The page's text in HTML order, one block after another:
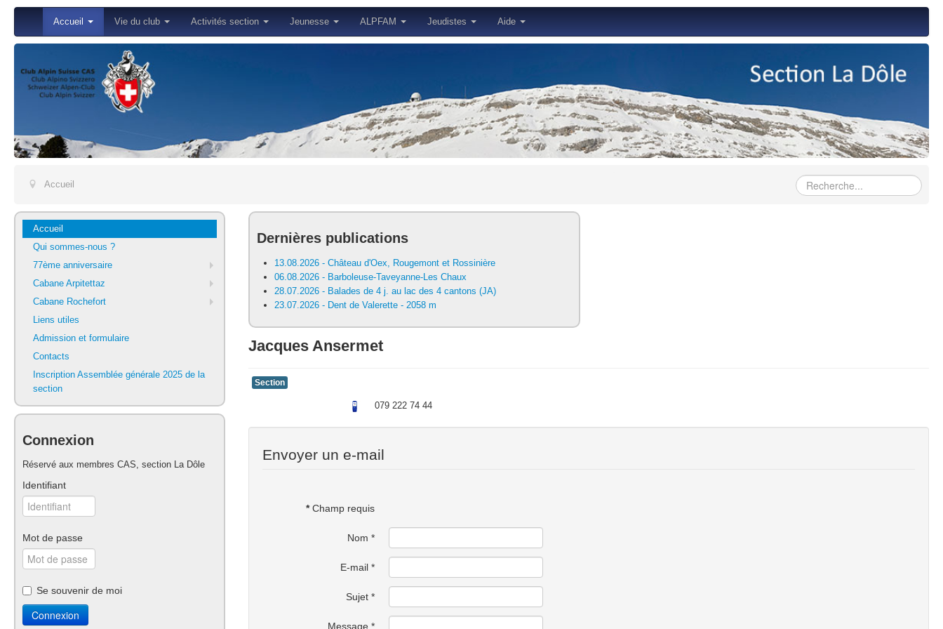
Accueil Vie du club Activités section Jeunesse ALPFAM Jeudistes Aide
Accueil Rechercher
Accueil
Qui sommes-nous ?
77ème anniversaire
Cabane Arpitettaz
Cabane Rochefort
Liens utiles
Admission et formulaire
Contacts
Inscription Assemblée générale 2025 de la
section
Connexion
Réservé aux membres CAS, section La Dôle
Identifiant
Mot de passe
Se souvenir de moi
Connexion
Dernières publications
13.08.2026 - Château d'Oex, Rougemont et Rossinière
06.08.2026 - Barboleuse-Taveyanne-Les Chaux
28.07.2026 - Balades de 4 j. au lac des 4 cantons (JA)
23.07.2026 - Dent de Valerette - 2058 m
Jacques Ansermet
Section
079 222 74 44
Envoyer un e-mail
*Champ requis
Nom *
E-mail *
Sujet *
Message *